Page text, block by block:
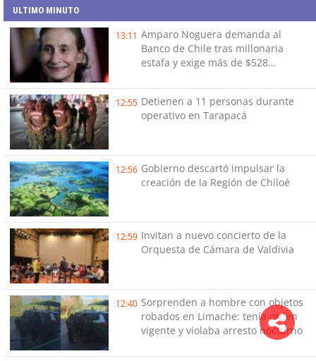
ULTIMO MINUTO
13:11 Amparo Noguera demanda al
Banco de Chile tras millonaria
estafa y exige más de $528
12:55 Detienen a 11 personas durante
operativo en Tarapacá
12:56 Gobierno descartó impulsar la
creación de la Región de Chiloé
12:59 Invitan a nuevo concierto de la
Orquesta de Cámara de Valdivia
12:40 Sorprenden a hombre con objetos
robados en Limache: tenía orden
vigente y violaba arresto nocturno